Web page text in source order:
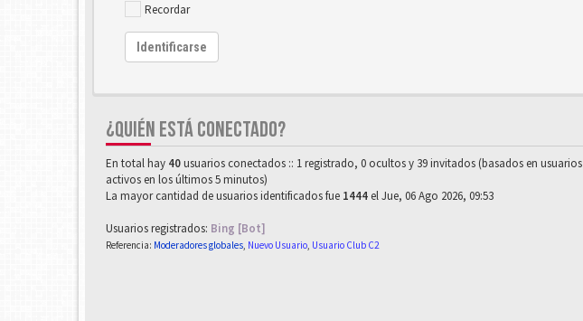
Recordar
Identificarse
¿QUIÉN ESTÁ CONECTADO?
En total hay 40usuarios conectados :: 1 registrado, 0 ocultos y 39 invitados (basados en usuarios
activos en los últimos 5 minutos)
La mayor cantidad de usuarios identificados fue 1444 el Jue, 06 Ago 2026, 09:53
Usuarios registrados: Bing [Bot]
Referencia: Moderadores globales, Nuevo Usuario, Usuario Club C2